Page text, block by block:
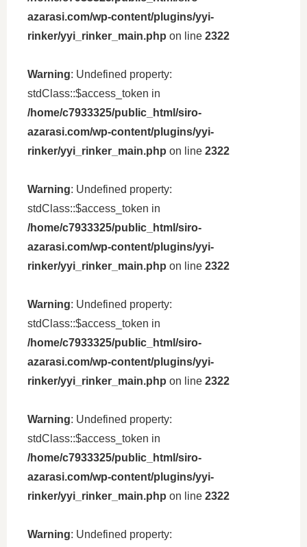
azarasi.com/wp-content/plugins/yyi-
rinker/yyi_rinker_main.php on line 2322
Warning: Undefined property:
stdClass::$access_token in
/home/c7933325/public_html/siro-
azarasi.com/wp-content/plugins/yyi-
rinker/yyi_rinker_main.php on line 2322
Warning: Undefined property:
stdClass::$access_token in
/home/c7933325/public_html/siro-
azarasi.com/wp-content/plugins/yyi-
rinker/yyi_rinker_main.php on line 2322
Warning: Undefined property:
stdClass::$access_token in
/home/c7933325/public_html/siro-
azarasi.com/wp-content/plugins/yyi-
rinker/yyi_rinker_main.php on line 2322
Warning: Undefined property:
stdClass::$access_token in
/home/c7933325/public_html/siro-
azarasi.com/wp-content/plugins/yyi-
rinker/yyi_rinker_main.php on line 2322
Warning: Undefined property: